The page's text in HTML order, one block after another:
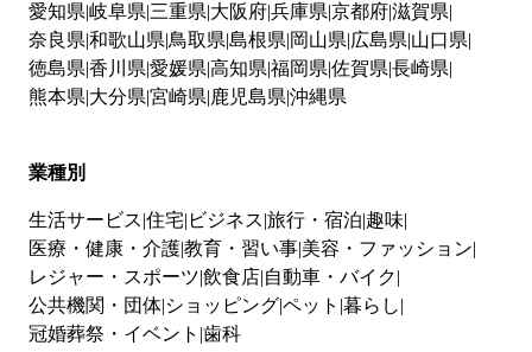
愛知県 岐阜県 三重県 大阪府兵庫県 京都府滋賀県
奈良県 和歌山県 鳥取県 島根県 岡山県 広島県 山口県
徳島県 香川県 愛媛県 高知県 福岡県 佐賀県 長崎県
熊本県 大分県 宮崎県 鹿児島県 沖縄県
業種別
生活サービス 住宅 ビジネス 旅行・宿泊 趣味
医療・健康・介護教育・習い事 美容・ファッション
レジャー・スポーツ 飲食店 自動車・バイク
公共機関・団体 ショッピングペット 暮らし
冠婚葬祭・イベント 歯科